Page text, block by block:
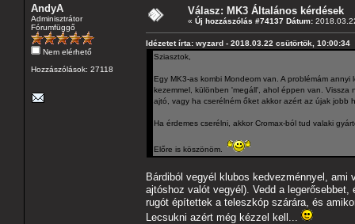
AndyA
Adminisztrátor
Fórumfüggő
Nem elérhető
Hozzászólások: 27118
Válasz: MK3 Általános kérdések
« Új hozzászólás #74137 Dátum:
Idézetet írta: wyzard - 2018.03.22 csütörtök, 10:00:34
Sziasztok,
Egy MK3-as kombi Mondeom van. A problémám
kezemmel, különben 'megáll', ahol éppen van.
ajtó, vagy ha cserélném őket akkor azért az újak jobb
Ha érdemes cserélni, akkor Cromax-ból tud valaki
Előre is köszönöm.
Bárdiból vegyél klubos kedvezménnyel,
ajtóshoz valót vegyél). Vedd a
rugót építettek a teleszkóp szárára, és
Lecsukni azért még kézzel kell...